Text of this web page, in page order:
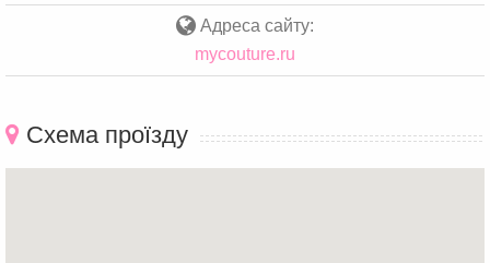
Адреса сайту:
mycouture.ru
Схема проїзду